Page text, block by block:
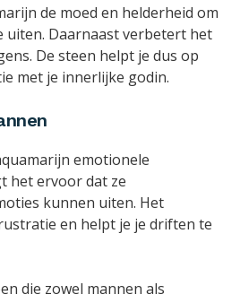
de moed en helderheid om
uiten. Daarnaast verbetert het
De steen helpt je dus op
met je innerlijke godin.
emotionele
het ervoor dat ze
kunnen uiten. Het
en helpt je je driften te
die zowel mannen als